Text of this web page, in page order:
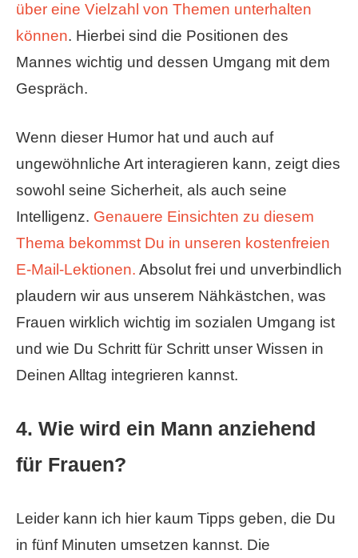
über eine Vielzahl von Themen unterhalten
können. Hierbei sind die Positionen des
Mannes wichtig und dessen Umgang mit dem
Gespräch.
Wenn dieser Humor hat und auch auf
ungewöhnliche Art interagieren kann, zeigt dies
sowohl seine Sicherheit, als auch seine
Intelligenz. Genauere Einsichten zu diesem
Thema bekommst Du in unseren kostenfreien
E-Mail-Lektionen. Absolut frei und unverbindlich
plaudern wir aus unserem Nähkästchen, was
Frauen wirklich wichtig im sozialen Umgang ist
und wie Du Schritt für Schritt unser Wissen in
Deinen Alltag integrieren kannst.
4. Wie wird ein Mann anziehend
für Frauen?
Leider kann ich hier kaum Tipps geben, die Du
in fünf Minuten umsetzen kannst. Die